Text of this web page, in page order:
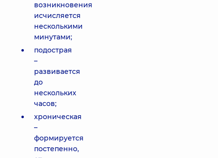
возникновения
исчисляется
несколькими
минутами;
подострая
–
развивается
до
нескольких
часов;
хроническая
–
формируется
постепенно,